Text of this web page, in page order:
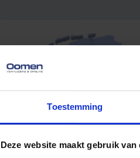
Toestemming
Deze website maakt gebruik van